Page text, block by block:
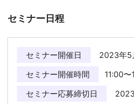
セミナー日程
セミナー開催日
2023年5
セミナー開催時間
11:00
セミナー応募締切日